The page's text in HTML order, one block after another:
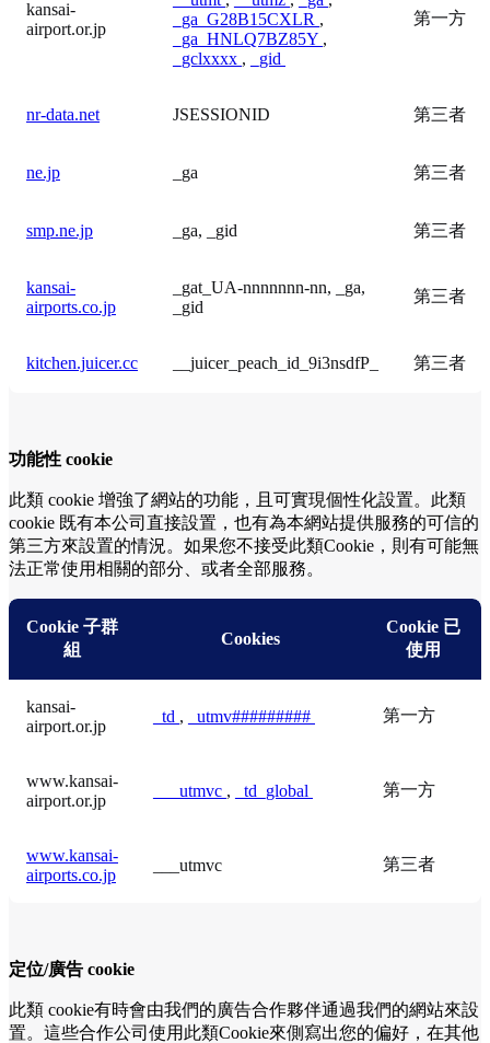
kansai-
airport.or.jp
_ga_G28B15CXLR ,
_ga_HNLQ7BZ85Y ,
_gclxxxx , _gid
第一方
nr-data.net JSESSIONID 第三者
ne.jp _ga 第三者
smp.ne.jp _ga, _gid 第三者
kansai-
airports.co.jp
_gat_UA-nnnnnnn-nn, _ga,
_gid
第三者
kitchen.juicer.cc __juicer_peach_id_9i3nsdfP_ 第三者
功能性 cookie
此類 cookie 增強了網站的功能，且可實現個性化設置。此類
cookie 既有本公司直接設置，也有為本網站提供服務的可信的
第三方來設置的情況。如果您不接受此類Cookie，則有可能無
法正常使用相關的部分、或者全部服務。
Cookie 子群
組
Cookies
Cookie 已
使用
kansai-
airport.or.jp
_td , _utmv######### 第一方
www.kansai-
airport.or.jp
___utmvc , _td_global 第一方
www.kansai-
airports.co.jp
___utmvc 第三者
定位/廣告 cookie
此類 cookie有時會由我們的廣告合作夥伴通過我們的網站來設
置。這些合作公司使用此類Cookie來側寫出您的偏好，在其他